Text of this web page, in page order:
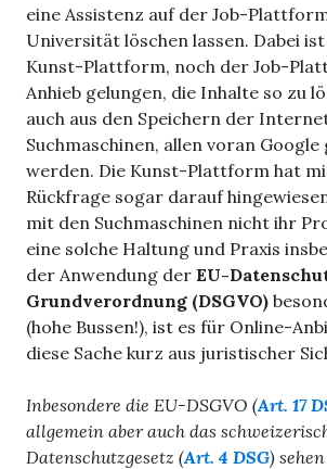
eine Assistenz auf der Job-
Universität löschen lassen. Dabei
Kunst-Plattform, noch der Job-
Anhieb gelungen, die Inhalte so zu
auch aus den Speichern der
Suchmaschinen, allen voran Google
werden. Die Kunst-Plattform hat
Rückfrage sogar darauf
mit den Suchmaschinen nicht ihr
eine solche Haltung und Praxis
der Anwendung der EU-
Grundverordnung (DSGVO)
(hohe Bussen!), ist es für Online-
diese Sache kurz aus juristischer
Inbesondere die EU-DSGVO (Art. 17
allgemein aber auch das
Datenschutzgesetz (Art. 4 DSG)